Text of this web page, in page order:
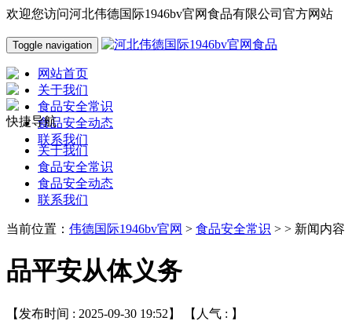
欢迎您访问河北伟德国际1946bv官网食品有限公司官方网站
Toggle navigation
网站首页
关于我们
食品安全常识
食品安全动态
联系我们
快捷导航
关于我们
食品安全常识
食品安全动态
联系我们
当前位置： 伟德国际1946bv官网 > 食品安全常识 > > 新闻内容
品平安从体义务
【发布时间 : 2025-09-30 19:52】 【人气 : 】